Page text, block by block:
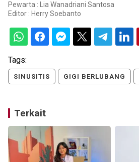
Pewarta : Lia Wanadriani Santosa
Editor : Herry Soebanto
Tags:
SINUSITIS GIGI BERLUBANG
Terkait